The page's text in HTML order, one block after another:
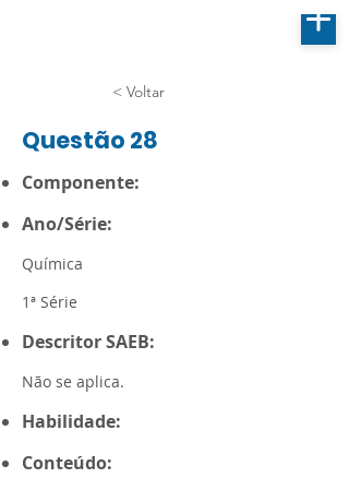
< Voltar
Questão 28
Componente:
Ano/Série:
Química
1ª Série
Descritor SAEB:
Não se aplica.
Habilidade:
Conteúdo: